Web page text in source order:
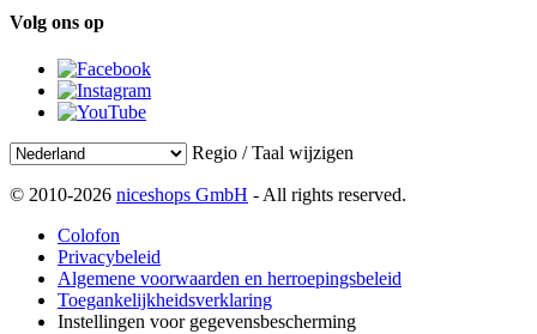
Volg ons op
Regio / Taal wijzigen
© 2010-2026 niceshops GmbH - All rights reserved.
Colofon
Privacybeleid
Algemene voorwaarden en herroepingsbeleid
Toegankelijkheidsverklaring
Instellingen voor gegevensbescherming